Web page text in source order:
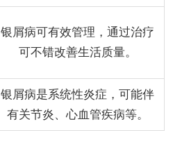
银屑病可有效管理，通过治疗
可不错改善生活质量。
银屑病是系统性炎症，可能伴
有关节炎、心血管疾病等。